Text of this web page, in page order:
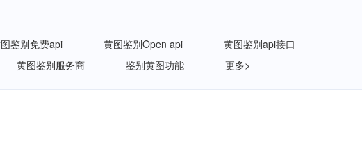
鉴别免费api 黄图鉴别Open api
黄图鉴别api接口
黄图鉴别服务商 鉴别黄图功能 更多>